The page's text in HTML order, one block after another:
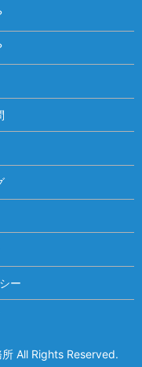
ー
All Rights Reserved.